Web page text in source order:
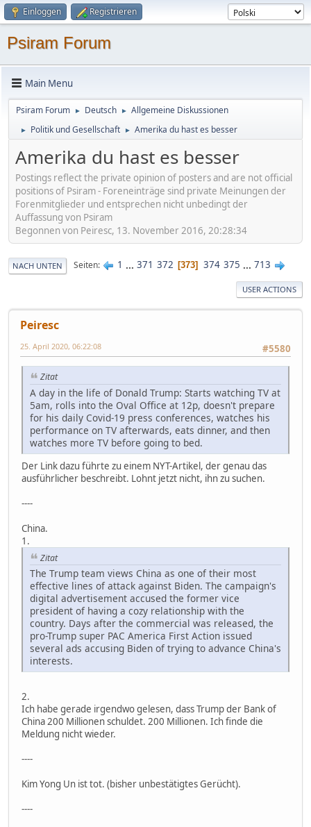
Einloggen Registrieren
Psiram Forum
Main Menu
Psiram Forum ► Deutsch ► Allgemeine Diskussionen
► Politik und Gesellschaft ► Amerika du hast es besser
Amerika du hast es besser
Postings reflect the private opinion of posters and are not official
positions of Psiram - Foreneinträge sind private Meinungen der
Forenmitglieder und entsprechen nicht unbedingt der
Auffassung von Psiram
Begonnen von Peiresc, 13. November 2016, 20:28:34
NACH UNTEN Seiten 1 ... 371 372 373 374 375 ... 713
USER ACTIONS
Peiresc
#5580
25. April 2020, 06:22:08
Zitat
A day in the life of Donald Trump: Starts watching TV at
5am, rolls into the Oval Office at 12p, doesn't prepare
for his daily Covid-19 press conferences, watches his
performance on TV afterwards, eats dinner, and then
watches more TV before going to bed.
Der Link dazu führte zu einem NYT-Artikel, der genau das
ausführlicher beschreibt. Lohnt jetzt nicht, ihn zu suchen.
----
China.
1.
Zitat
The Trump team views China as one of their most
effective lines of attack against Biden. The campaign's
digital advertisement accused the former vice
president of having a cozy relationship with the
country. Days after the commercial was released, the
pro-Trump super PAC America First Action issued
several ads accusing Biden of trying to advance China's
interests.
2.
Ich habe gerade irgendwo gelesen, dass Trump der Bank of
China 200 Millionen schuldet. 200 Millionen. Ich finde die
Meldung nicht wieder.
----
Kim Yong Un ist tot. (bisher unbestätigtes Gerücht).
----